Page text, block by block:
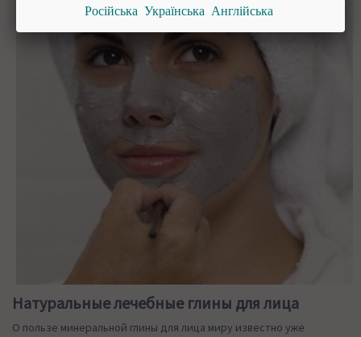
Натуральные лечебные глины для лица
О пользе минеральной глины для лица миру известно уже
Російська Українська Англійська